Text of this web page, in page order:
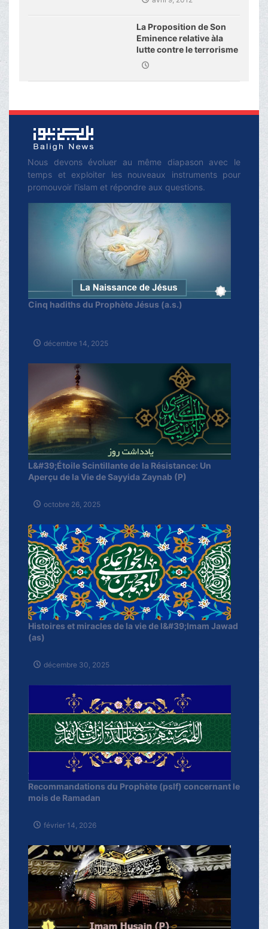
Pakistan
La Proposition de Son
Eminence relative àla
lutte contre le terrorisme
Nous devons évoluer au même diapason avec le
temps et exploiter les nouveaux instruments pour
promouvoir l'islam et répondre aux questions.
Cinq hadiths du Prophète Jésus (a.s.)
décembre 14, 2025
L&#39;Étoile Scintillante de la Résistance: Un
Aperçu de la Vie de Sayyida Zaynab (P)
octobre 26, 2025
Histoires et miracles de la vie de l&#39;Imam Jawad
(as)
décembre 30, 2025
Recommandations du Prophète (pslf) concernant le
mois de Ramadan
février 14, 2026